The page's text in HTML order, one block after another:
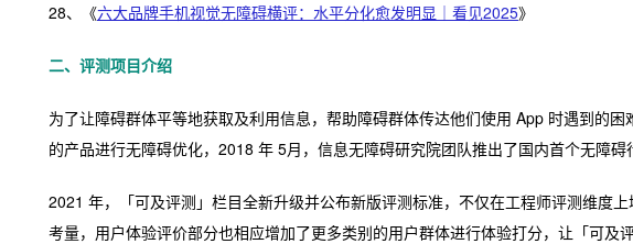
28、《六大品牌手机视觉无障碍横评：水平分化愈发明显｜看见2025》
二、评测项目介绍
为了让障碍群体平等地获取及利用信息，帮助障碍群体传达他们使用 App 时遇到的
的产品进行无障碍优化，2018 年 5月，信息无障碍研究院团队推出了国内首个无障
2021 年，「可及评测」栏目全新升级并公布新版评测标准，不仅在工程师评测维度
考量，用户体验评价部分也相应增加了更多类别的用户群体进行体验打分，让「可及